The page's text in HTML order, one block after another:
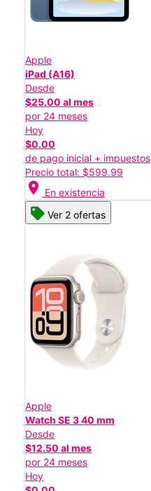
Apple
iPad (A16)
Desde
$25.00 al mes
por 24 meses
Hoy
$0.00
de pago inicial + impuestos
Precio total: $599.99
location_on En existencia
Ver 2 ofertas
Apple
Watch SE 3 40 mm
Desde
$12.50 al mes
por 24 meses
Hoy